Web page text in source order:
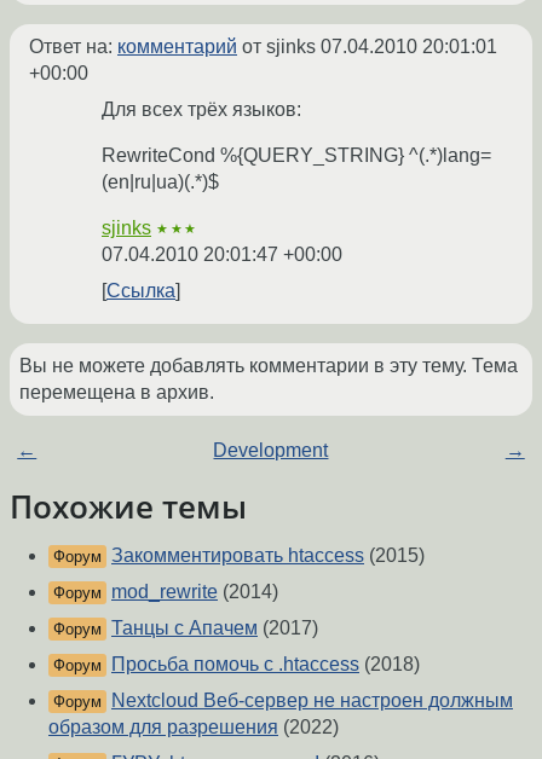
Ответ на: комментарий от sjinks 07.04.2010 20:01:01
+00:00
Для всех трёх языков:
RewriteCond %{QUERY_STRING} ^(.*)lang=
(en|ru|ua)(.*)$
sjinks ★★★
07.04.2010 20:01:47 +00:00
Ссылка
Вы не можете добавлять комментарии в эту тему. Тема
перемещена в архив.
← Development →
Похожие темы
Форум Закомментировать htaccess (2015)
Форум mod_rewrite (2014)
Форум Танцы с Апачем (2017)
Форум Просьба помочь с .htaccess (2018)
Форум
Nextcloud Веб-сервер не настроен должным
образом для разрешения (2022)